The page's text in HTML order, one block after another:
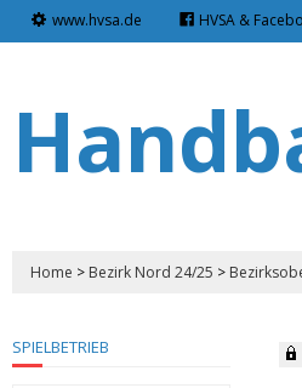
www.hvsa.de HVSA &
Home > Bezirk Nord 24/25 >
SPIELBETRIEB